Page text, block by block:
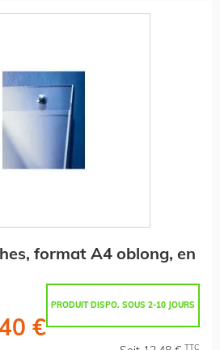
format A4 oblong, en
PRODUIT DISPO. SOUS 2-10 JOURS
€
TTC